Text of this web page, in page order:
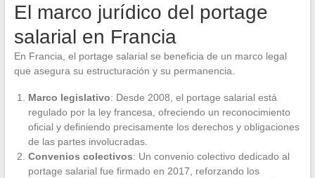
El marco jurídico del portage
salarial en Francia
En Francia, el portage salarial se beneficia de un marco legal
que asegura su estructuración y su permanencia.
Marco legislativo: Desde 2008, el portage salarial está
regulado por la ley francesa, ofreciendo un reconocimiento
oficial y definiendo precisamente los derechos y obligaciones
de las partes involucradas.
Convenios colectivos: Un convenio colectivo dedicado al
portage salarial fue firmado en 2017, reforzando los